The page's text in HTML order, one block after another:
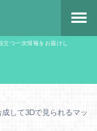
つ一次情報をお届けし
して3Dで見られるマッ